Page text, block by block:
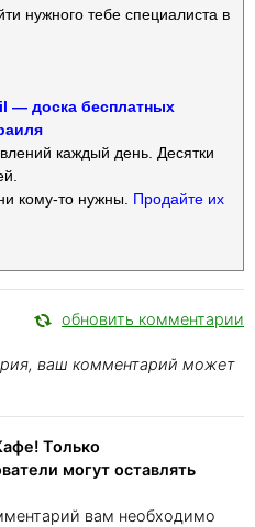
нужного тебе специалиста в
— доска бесплатных
каждый день. Десятки
кому-то нужны. Продайте их
обновить комментарии
ваш комментарий может
Только
могут оставлять
вам необходимо